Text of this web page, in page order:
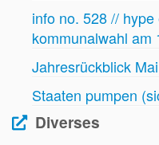
info no. 528 //
kommunalwahl am
Jahresrückblick
Staaten pumpen
Diverses